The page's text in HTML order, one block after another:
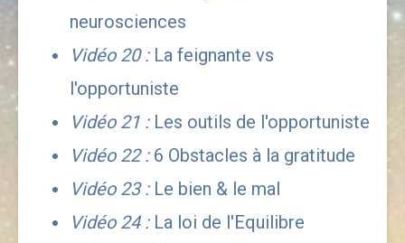
neurosciences
Vidéo 20 : La feignante vs
l'opportuniste
Vidéo 21 : Les outils de l'opportuniste
Vidéo 22 : 6 Obstacles à la gratitude
Vidéo 23 : Le bien & le mal
Vidéo 24 : La loi de l'Equilibre